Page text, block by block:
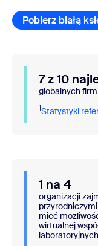
Pobierz białą
7 z 10
globalnych
1Statystyki
1 na 4
organizacji
mieć
wirtualnej